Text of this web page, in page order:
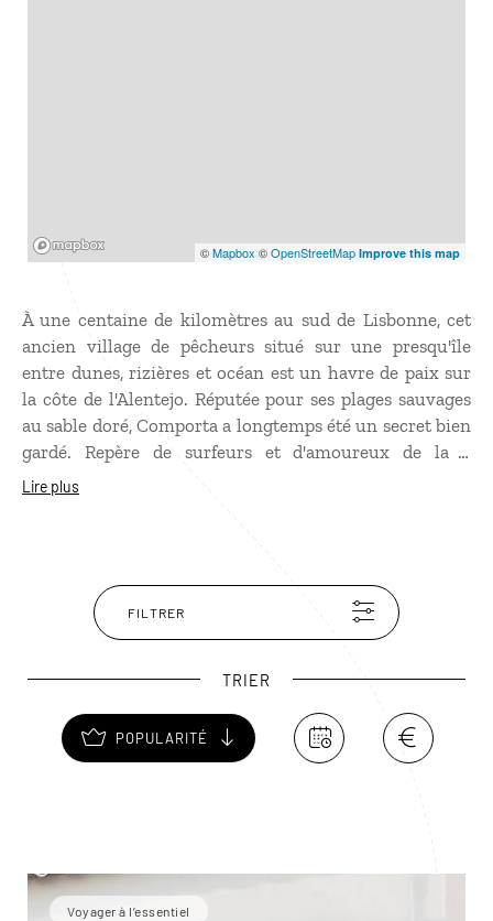
©Mapbox ©OpenStreetMap Improve this map
À une centaine de kilomètres au sud de Lisbonne, cet
ancien village de pêcheurs situé sur une presqu'île
entre dunes, rizières et océan est un havre de paix sur
la côte de l'Alentejo. Réputée pour ses plages sauvages
au sable doré, Comporta a longtemps été un secret bien
gardé. Repère de surfeurs et d'amoureux de la «
tranquilidade », Comporta est devenue un lieu bohème
vélo au cœur des pinèdes.
Lire plus
FILTRER
TRIER
POPULARITÉ
Voyager à l’essentiel